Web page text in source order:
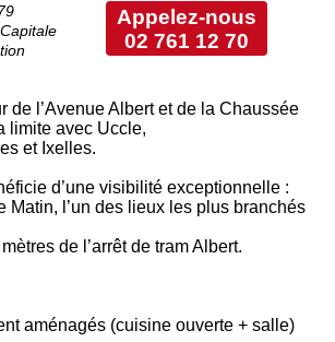
Appelez-nous
02 761 12 70
de l’Avenue Albert et de la Chaussée
limite avec Uccle,
et Ixelles.
d’une visibilité exceptionnelle :
Matin, l’un des lieux les plus branchés
de l’arrêt de tram Albert.
aménagés (cuisine ouverte + salle)